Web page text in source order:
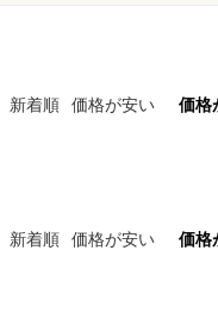
新着順 価格が安い 価格
新着順 価格が安い 価格